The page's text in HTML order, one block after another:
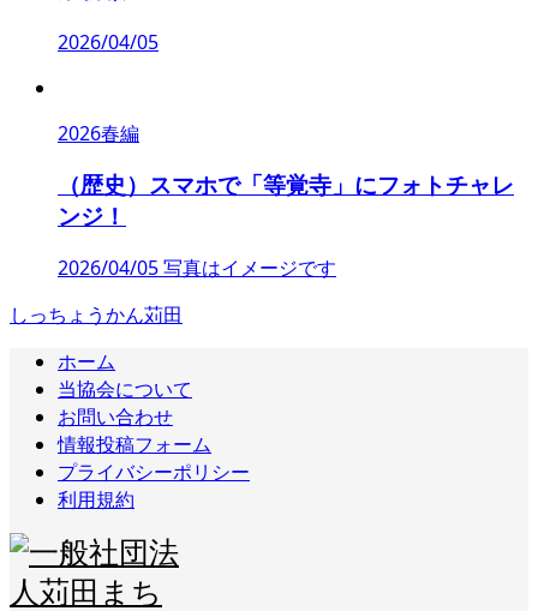
2026/04/05
2026春編
（歴史）スマホで「等覚寺」にフォトチャレ
ンジ！
2026/04/05 写真はイメージです
しっちょうかん苅田
ホーム
当協会について
お問い合わせ
情報投稿フォーム
プライバシーポリシー
利用規約